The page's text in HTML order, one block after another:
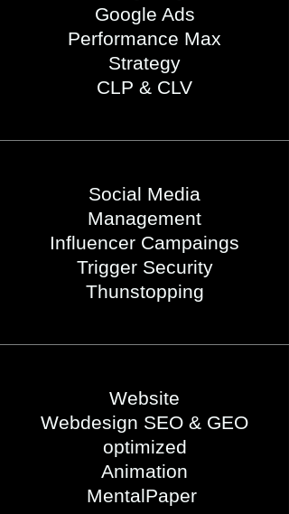
Google Ads
Performance Max
Strategy
CLP & CLV
Social Media
Management
Influencer Campaings
Trigger Security
Thunstopping
Website
Webdesign SEO & GEO
optimized
Animation
MentalPaper